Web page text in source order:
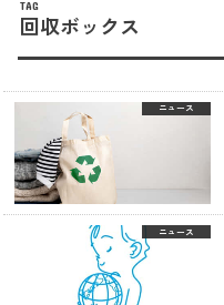
TAG
回収ボックス
ニュース
ニュース